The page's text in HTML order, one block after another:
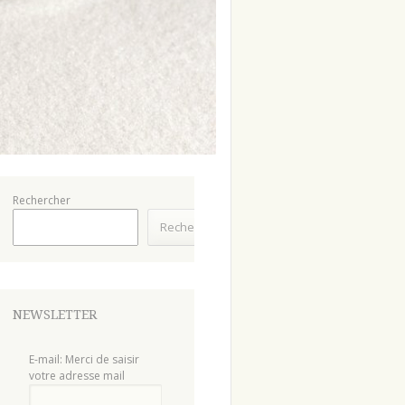
Rechercher
Rechercher
NEWSLETTER
E-mail: Merci de saisir
votre adresse mail